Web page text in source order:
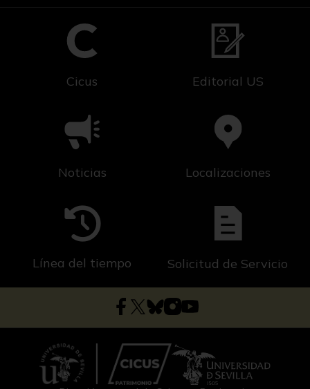
Cicus Editorial US
Noticias Localizaciones
Línea del tiempo Solicitud de Servicio